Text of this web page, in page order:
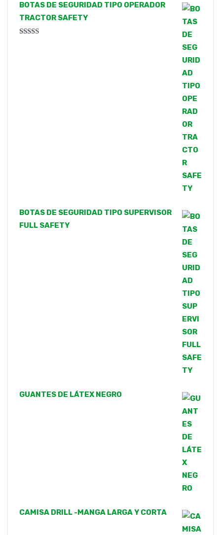
BOTAS DE SEGURIDAD TIPO OPERADOR
TRACTOR SAFETY
BOTAS DE SEGURIDAD TIPO SUPERVISOR
FULL SAFETY
GUANTES DE LÁTEX NEGRO
CAMISA DRILL -MANGA LARGA Y CORTA